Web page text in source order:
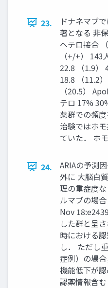
23.
ドナネマブ
著となる 非
ヘテロ接合
（+/+） 143
22.8 （1.9）
18.8 （11.2
（20.5）
テロ 17%
薬群での頻
治験ではホ
ていた． ホモ
24.
ARIAの予測
外に 大脳白
理の重症度
ルマブの場
Nov
した群と呈
時における
し． ただし
症例）の場
機能低下が
認薬情報含む